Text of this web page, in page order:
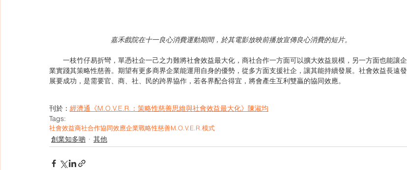
嘉禾戲院在十一良心消費運動期間，於其電影放映前播放宣傳良心消費的短片。
一枝竹仔易折彎，單憑社企一己之力難將社會效益最大化，商社合作一方面可以擴大效益規模，另一方面也能讓企
業實踐其策略性慈善。期望有更多商界企業能運用自身的優勢，從多方面支援社企，讓其能持續發展。社會效益長遠發
展要成功，是需要官、商、社、民的跨界協作，若各界配合得宜，將會產生互利雙贏的協同效應。
刊於： 經濟通《M.O.V.E.R.：策略性慈善思維與社會效益最大化》陳淑均
Tags:
社會效益商社合作協同效應企業戰略性慈善M.O.V.E.R.模式
創業知多啲 其他